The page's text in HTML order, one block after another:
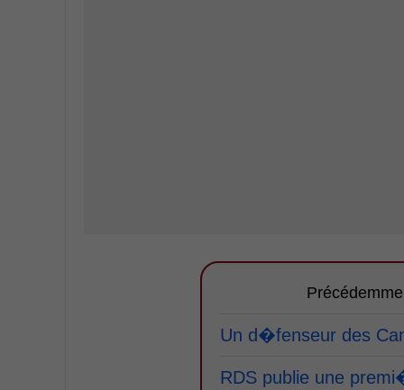
Un d�fenseur des
RDS publie une